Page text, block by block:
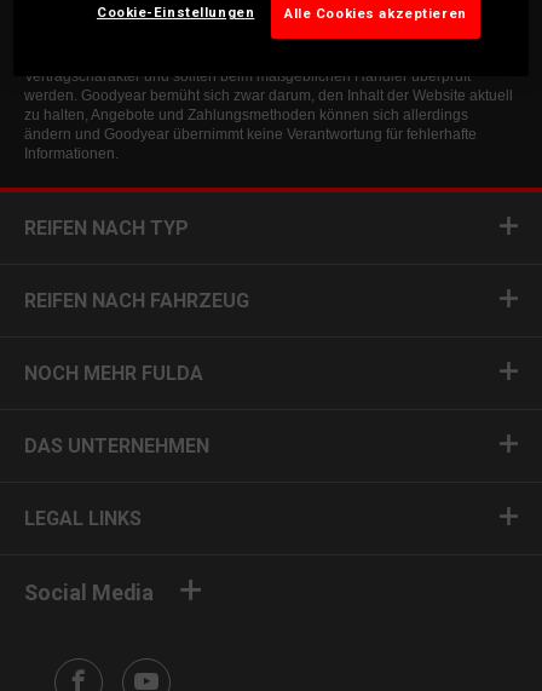
Die Informationen auf dieser Website sind allgemeiner Natur und dienen
ausschließlich zur Orientierung. Die angegebenen Informationen sind nicht
Vertragscharakter und sollten beim maßgeblichen Händler überprüft
werden. Goodyear bemüht sich zwar darum, den Inhalt der Website aktuell
zu halten, Angebote und Zahlungsmethoden können sich allerdings
ändern und Goodyear übernimmt keine Verantwortung für fehlerhafte
Informationen.
REIFEN NACH TYP
REIFEN NACH FAHRZEUG
NOCH MEHR FULDA
DAS UNTERNEHMEN
Social Media
LEGAL LINKS
Cookie-Einstellungen Alle Cookies akzeptieren